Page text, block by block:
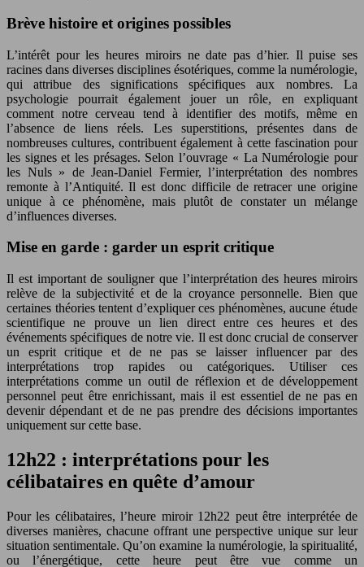
Brève histoire et origines possibles
L’intérêt pour les heures miroirs ne date pas d’hier. Il puise ses
racines dans diverses disciplines ésotériques, comme la numérologie,
qui attribue des significations spécifiques aux nombres. La
psychologie pourrait également jouer un rôle, en expliquant
comment notre cerveau tend à identifier des motifs, même en
l’absence de liens réels. Les superstitions, présentes dans de
nombreuses cultures, contribuent également à cette fascination pour
les signes et les présages. Selon l’ouvrage « La Numérologie pour
les Nuls » de Jean-Daniel Fermier, l’interprétation des nombres
remonte à l’Antiquité. Il est donc difficile de retracer une origine
unique à ce phénomène, mais plutôt de constater un mélange
d’influences diverses.
Mise en garde : garder un esprit critique
Il est important de souligner que l’interprétation des heures miroirs
relève de la subjectivité et de la croyance personnelle. Bien que
certaines théories tentent d’expliquer ces phénomènes, aucune étude
scientifique ne prouve un lien direct entre ces heures et des
événements spécifiques de notre vie. Il est donc crucial de conserver
un esprit critique et de ne pas se laisser influencer par des
interprétations trop rapides ou catégoriques. Utiliser ces
interprétations comme un outil de réflexion et de développement
personnel peut être enrichissant, mais il est essentiel de ne pas en
devenir dépendant et de ne pas prendre des décisions importantes
uniquement sur cette base.
12h22 : interprétations pour les
célibataires en quête d’amour
Pour les célibataires, l’heure miroir 12h22 peut être interprétée de
diverses manières, chacune offrant une perspective unique sur leur
situation sentimentale. Qu’on examine la numérologie, la spiritualité,
ou l’énergétique, cette heure peut être vue comme un